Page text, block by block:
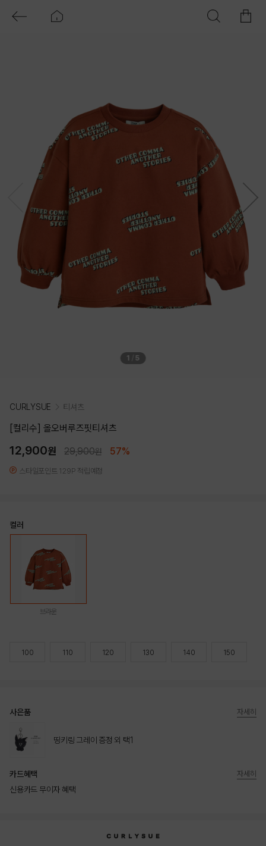
1 5
CURLYSUE 티셔츠
[컬리수] 올오버루즈핏티셔츠
12,900원 29,900원 57%
스타일포인트 129P 적립예정
컬러
브라운
100 110 120 130 140 150
사은품
띵키링 그레이 증정 외 택1
자세히
카드혜택
신용카드 무이자 혜택
자세히